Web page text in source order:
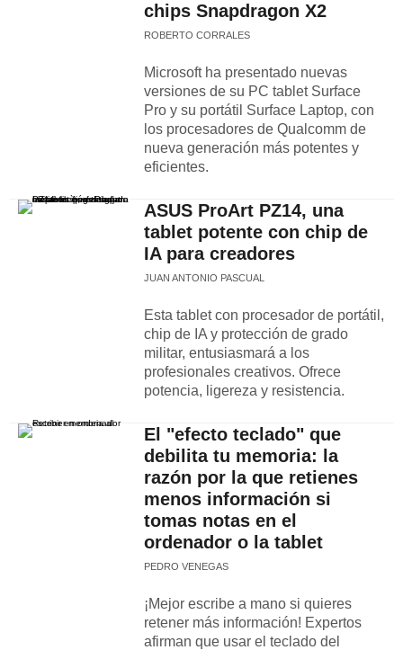
chips Snapdragon X2
ROBERTO CORRALES
Microsoft ha presentado nuevas
versiones de su PC tablet Surface
Pro y su portátil Surface Laptop, con
los procesadores de Qualcomm de
nueva generación más potentes y
eficientes.
ASUS ProArt PZ14, una
tablet potente con chip de
IA para creadores
JUAN ANTONIO PASCUAL
Esta tablet con procesador de portátil,
chip de IA y protección de grado
militar, entusiasmará a los
profesionales creativos. Ofrece
potencia, ligereza y resistencia.
El "efecto teclado" que
debilita tu memoria: la
razón por la que retienes
menos información si
tomas notas en el
ordenador o la tablet
PEDRO VENEGAS
¡Mejor escribe a mano si quieres
retener más información! Expertos
afirman que usar el teclado del